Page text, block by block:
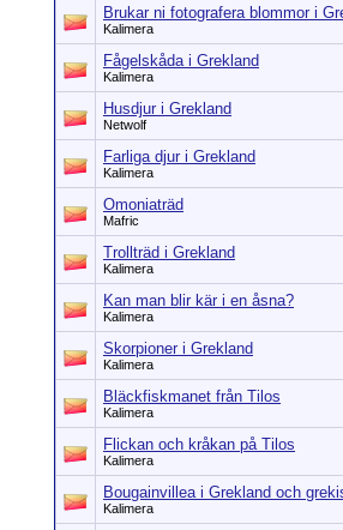
Brukar ni fotografera blommor i
Kalimera
Fågelskåda i Grekland
Kalimera
Husdjur i Grekland
Netwolf
Farliga djur i Grekland
Kalimera
Omoniaträd
Mafric
Trollträd i Grekland
Kalimera
Kan man blir kär i en åsna?
Kalimera
Skorpioner i Grekland
Kalimera
Bläckfiskmanet från Tilos
Kalimera
Flickan och kråkan på Tilos
Kalimera
Bougainvillea i Grekland och
Kalimera